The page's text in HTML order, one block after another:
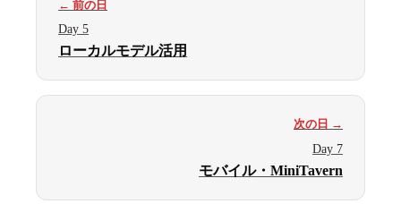
← 前の日
Day 5
ローカルモデル活用
次の日 →
Day 7
モバイル・MiniTavern